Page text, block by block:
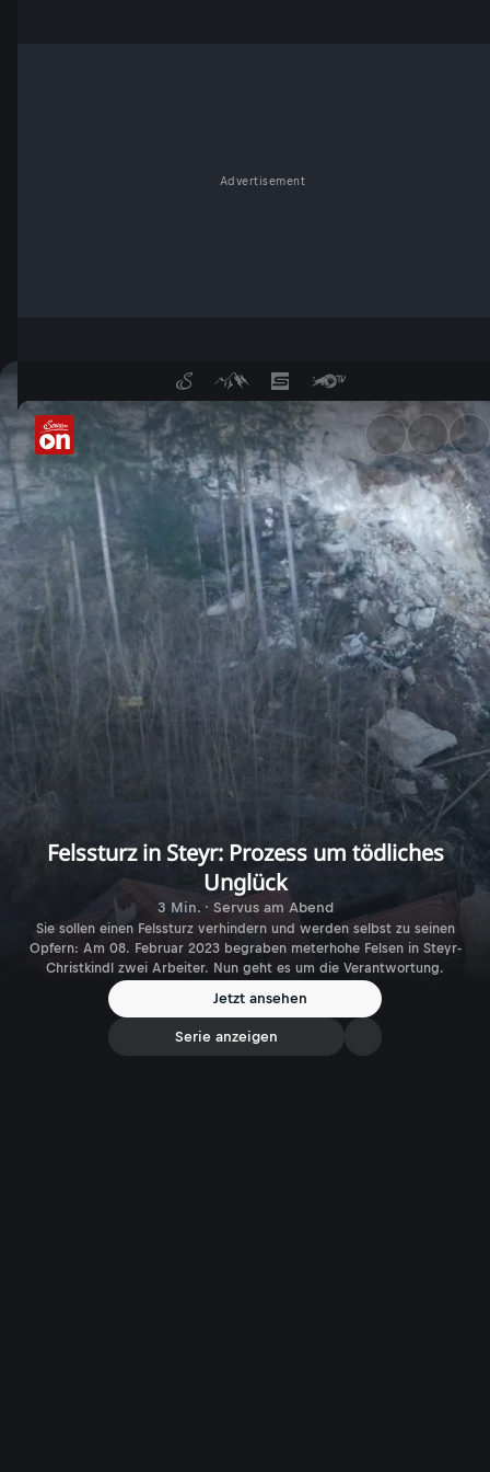
Advertisement
Felssturz in Steyr: Prozess
Felssturz in Steyr: Prozess um tödliches
Unglück
3 Min. · Servus am Abend
Sie sollen einen Felssturz verhindern und werden selbst zu seinen
Opfern: Am 08. Februar 2023 begraben meterhohe Felsen in Steyr-
Christkindl zwei Arbeiter. Nun geht es um die Verantwortung.
Jetzt ansehen
Serie anzeigen